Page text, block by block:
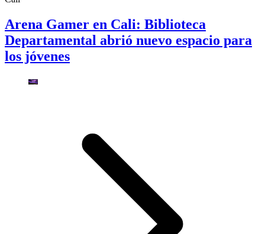
Arena Gamer en Cali: Biblioteca
Departamental abrió nuevo espacio para
los jóvenes